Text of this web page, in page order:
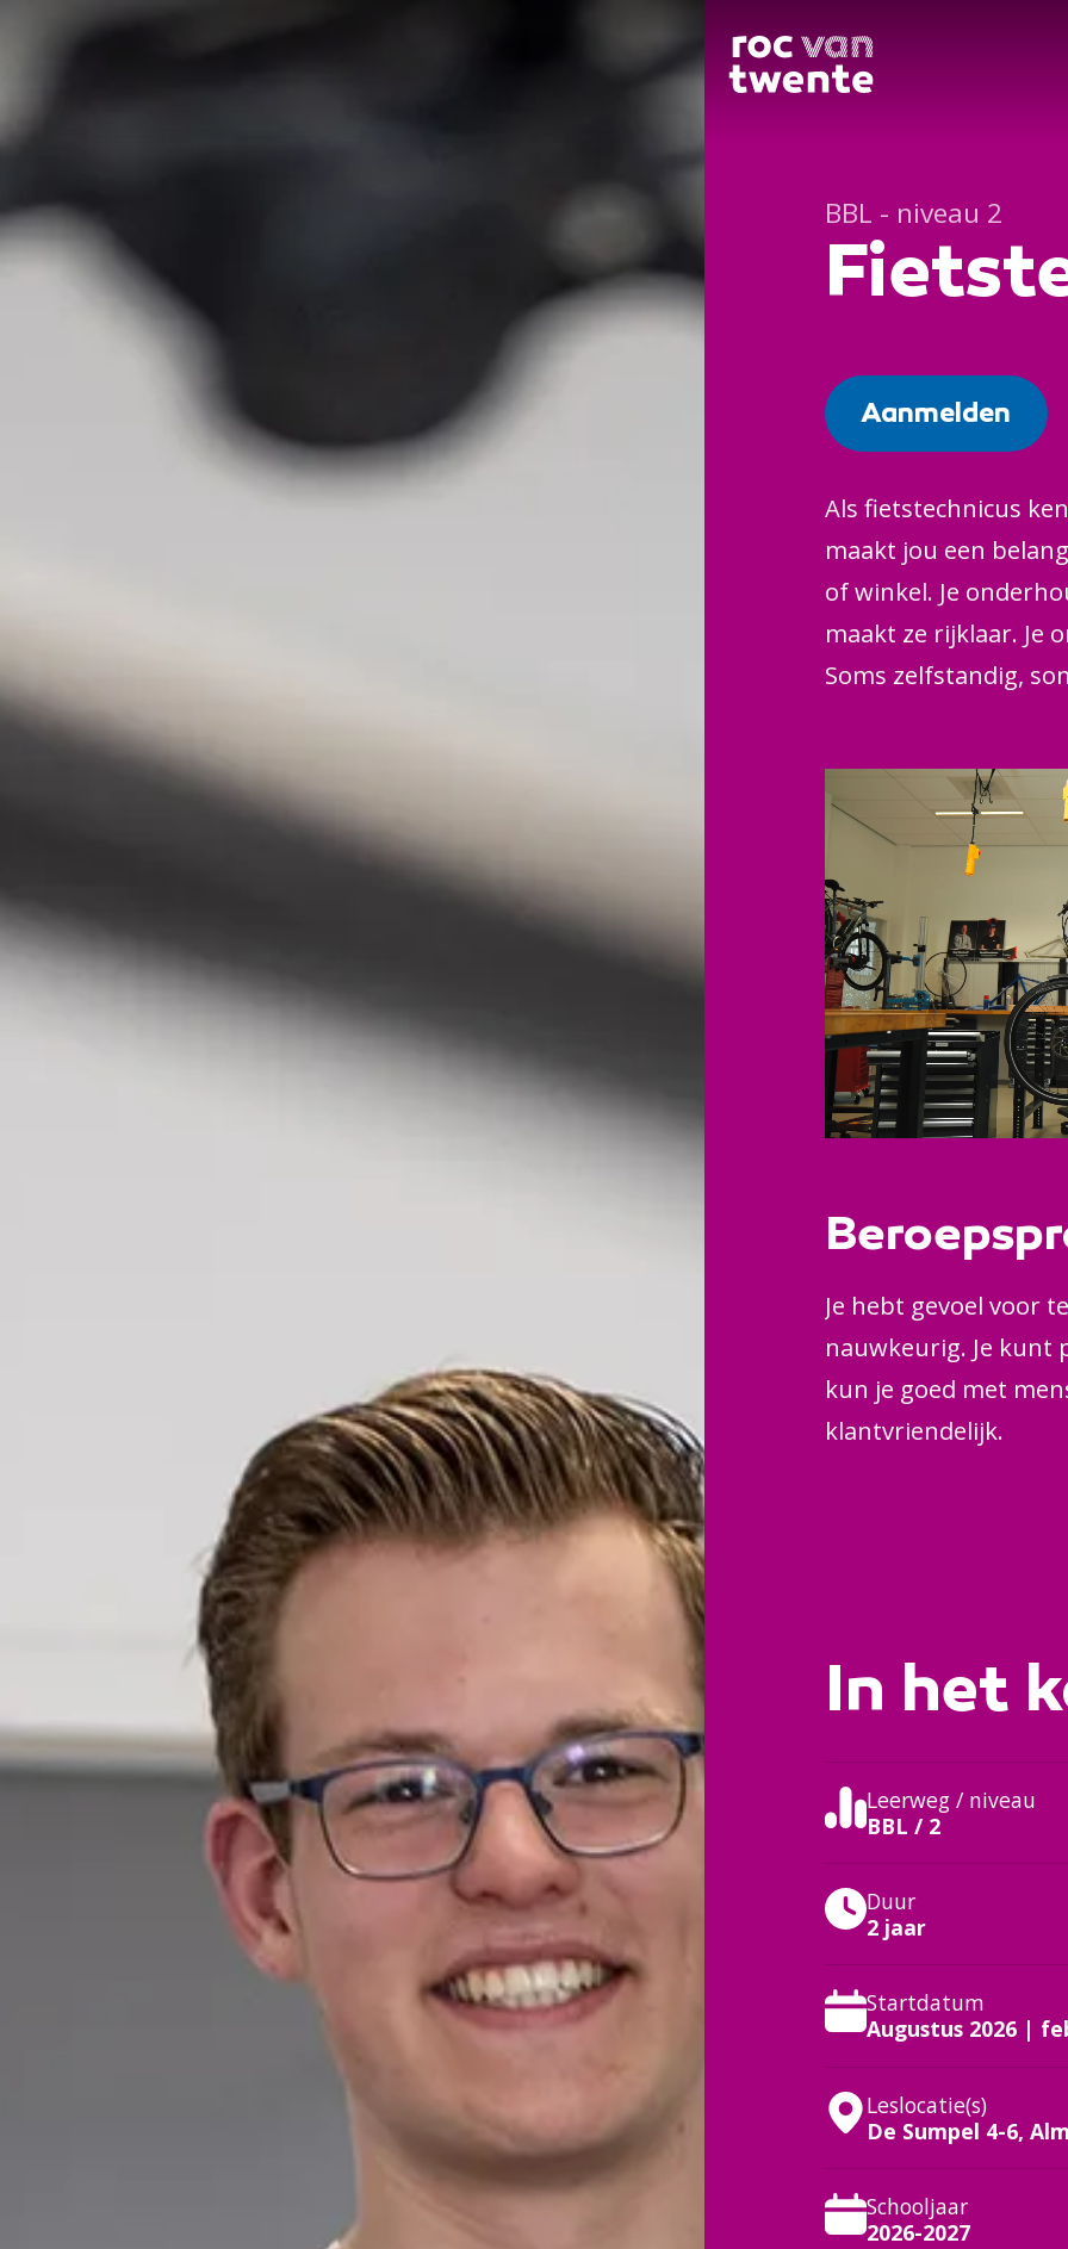
BBL - niveau 2
Aanmelden
Als fietstechnicus
maakt jou een
of winkel. Je
maakt ze rijklaar. Je
Soms zelfstandig,
klaar voor
team, maar heb je
Je hebt gevoel voor
nauwkeurig. Je kunt
kun je goed met
klantvriendelijk.
In het
Leerweg / niveau
BBL / 2
Duur
2 jaar
Startdatum
Augustus 2026 |
Leslocatie(s)
De Sumpel 4-6,
Schooljaar
2026-2027